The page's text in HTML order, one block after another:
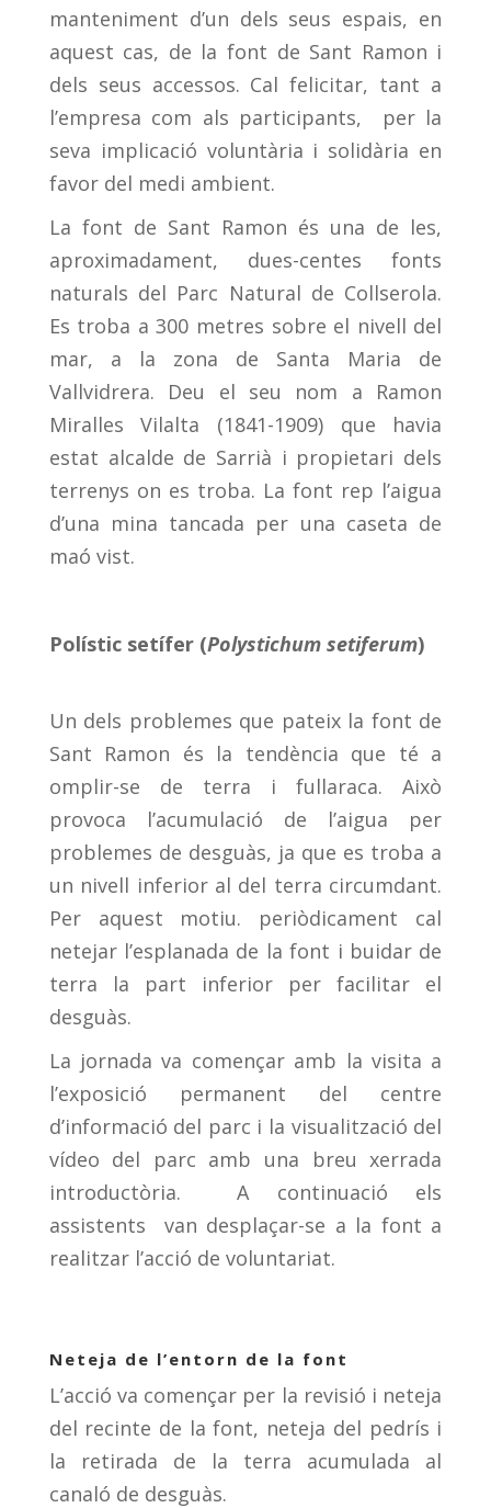
manteniment d’un dels seus espais, en
aquest cas, de la font de Sant Ramon i
dels seus accessos. Cal felicitar, tant a
l’empresa com als participants, per la
seva implicació voluntària i solidària en
favor del medi ambient.
La font de Sant Ramon és una de les,
aproximadament, dues-centes fonts
naturals del Parc Natural de Collserola.
Es troba a 300 metres sobre el nivell del
mar, a la zona de Santa Maria de
Vallvidrera. Deu el seu nom a Ramon
Miralles Vilalta (1841-1909) que havia
estat alcalde de Sarrià i propietari dels
terrenys on es troba. La font rep l’aigua
d’una mina tancada per una caseta de
maó vist.
Polísticsetífer (Polystichum setiferum)
Un dels problemes que pateix la font de
Sant Ramon és la tendència que té a
omplir-se de terra i fullaraca. Això
provoca l’acumulació de l’aigua per
problemes de desguàs, ja que es troba a
un nivell inferior al del terra circumdant.
Per aquest motiu. periòdicament cal
netejar l’esplanada de la font i buidar de
terra la part inferior per facilitar el
desguàs.
La jornada va començar amb la visita a
l’exposició permanent del centre
d’informació del parc i la visualització del
vídeo del parc amb una breu xerrada
introductòria. A continuació els
assistents van desplaçar-se a la font a
realitzar l’acció de voluntariat.
Neteja de l’entorn de la font
L’acció va començar per la revisió i neteja
del recinte de la font, neteja del pedrís i
la retirada de la terra acumulada al
canaló de desguàs.